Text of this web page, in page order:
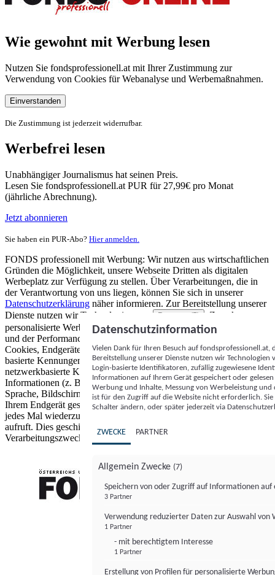
Wie gewohnt mit Werbung lesen
Nutzen Sie fondsprofessionell.at mit Ihrer Zustimmung zur
Verwendung von Cookies für Webanalyse und Werbemaßnahmen.
Einverstanden
Die Zustimmung ist jederzeit widerrufbar.
Werbefrei lesen
Unabhängiger Journalismus hat seinen Preis.
Lesen Sie fondsprofessionell.at PUR für 27,99€ pro Monat
(jährliche Abrechnung).
Jetzt abonnieren
Sie haben ein PUR-Abo? Hier anmelden.
FONDS professionell mit Werbung: Wir nutzen aus wirtschaftlichen
Gründen die Möglichkeit, unsere Webseite Dritten als digitalen
Werbeplatz zur Verfügung zu stellen. Über Verarbeitungen, die in
der Verantwortung von uns liegen, können Sie sich in unserer
Datenschutzerklärung näher informieren. Zur Bereitstellung unserer
Dienste nutzen wir Technologien von
Partnern (5)
. Zwecke:
personalisierte Werbung und Inhalte, Messung von Werbeleistung
und der Performance von Inhalten sowie Zielgruppenforschung.
Cookies, Endgeräte- oder ähnliche Online-Kennungen (z. B. login-
basierte Kennungen, zufällig generierte Kennungen,
netzwerkbasierte Kennungen) können zusammen mit anderen
Informationen (z. B. Browsertyp und Browserinformationen,
Sprache, Bildschirmgröße, unterstützte Technologien usw.) auf
Ihrem Endgerät gespeichert oder von dort ausgelesen werden, um es
jedes Mal wiederzuerkennen, wenn es eine App oder einer Webseite
aufruft. Dies geschieht für einen oder mehrere der hier aufgeführten
Verarbeitungszwecke.
Datenschutzinformation
Vielen Dank für Ihren Besuch auf
Bereitstellung unserer Dienste nutzen wir Technologien
Login-basierte Identifikatoren, zufällig zugewiesene
Informationen auf Ihrem Gerät gespeichert oder
Werbung und Inhalte, Messung von Werbeleistung
ist für den Zugriff auf die Website nicht erforderlich.
Schalter ändern, oder später jederzeit via
ZWECKE PARTNER
Allgemein Zwecke (7)
Speichern von oder Zugriff auf Informationen auf
3 Partner
Verwendung reduzierter Daten zur Auswahl von
1 Partner
- mit berechtigtem Interesse
1 Partner
Erstellung von Profilen für personalisierte
FONDS professionell